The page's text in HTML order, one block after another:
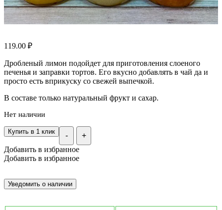
119.00 ₽
Дробленый лимон подойдет для приготовления слоеного
печенья и заправки тортов. Его вкусно добавлять в чай да и
просто есть вприкуску со свежей выпечкой.
В составе только натуральный фрукт и сахар.
Нет наличии
- +
Купить в 1 клик
Добавить в избранное
Добавить в избранное